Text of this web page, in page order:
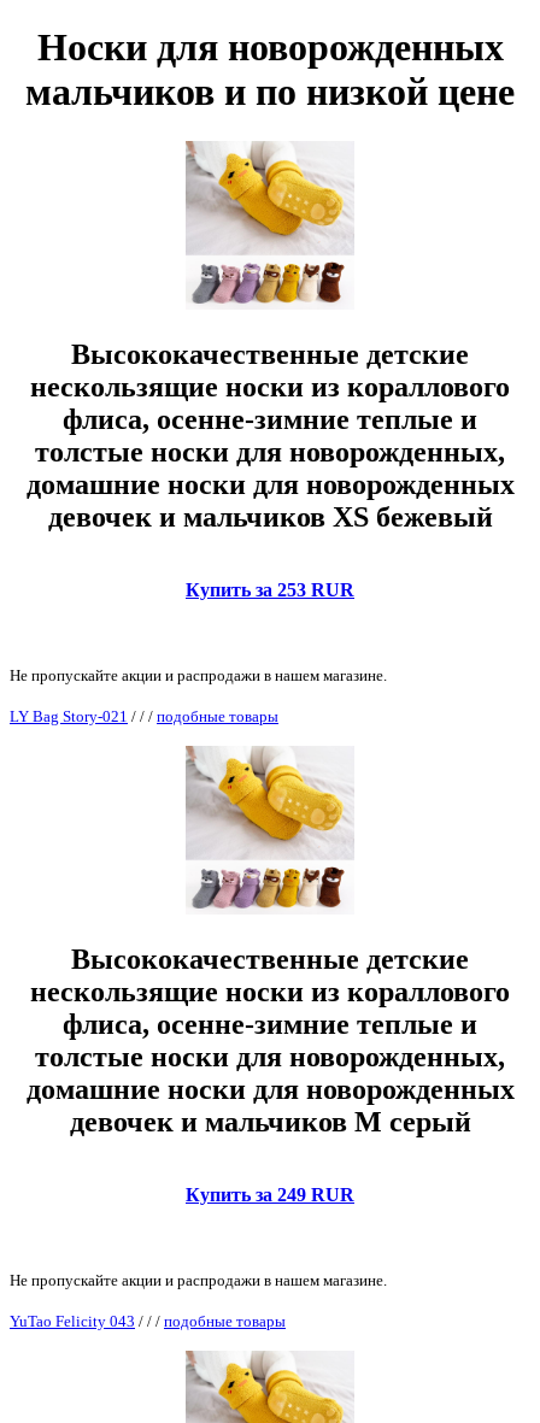
Носки для новорожденных
мальчиков и по низкой цене
Высококачественные детские
нескользящие носки из кораллового
флиса, осенне-зимние теплые и
толстые носки для новорожденных,
домашние носки для новорожденных
девочек и мальчиков XS бежевый
Купить за 253 RUR
Не пропускайте акции и распродажи в нашем магазине.
LY Bag Story-021 / / / подобные товары
Высококачественные детские
нескользящие носки из кораллового
флиса, осенне-зимние теплые и
толстые носки для новорожденных,
домашние носки для новорожденных
девочек и мальчиков M серый
Купить за 249 RUR
Не пропускайте акции и распродажи в нашем магазине.
YuTao Felicity 043 / / / подобные товары